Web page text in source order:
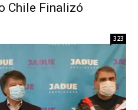
Chile Finalizó
323